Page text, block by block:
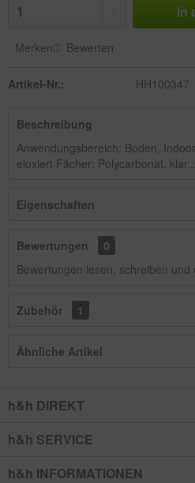
In
Merken Bewerten
Artikel-Nr.: HH100347
Beschreibung
Anwendungsbereich: Boden,
eloxiert Fächer: Polycarbonat,
Eigenschaften
Bewertungen
0
Bewertungen lesen, schreiben und
Zubehör 1
Ähnliche Artikel
h&h DIREKT
h&h SERVICE
h&h INFORMATIONEN